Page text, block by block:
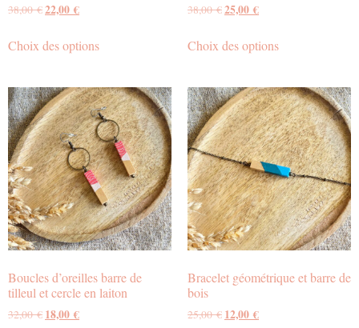
38,00€22,00€
Choix des options
38,00€25,00€
Choix des options
Boucles d’oreilles barre de
tilleul et cercle en laiton
32,00€ 18,00€
Bracelet géométrique et barre de
bois
25,00€ 12,00€